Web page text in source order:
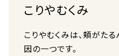
こりやむくみ
こりやむくみは、頬がた
因の一つです。